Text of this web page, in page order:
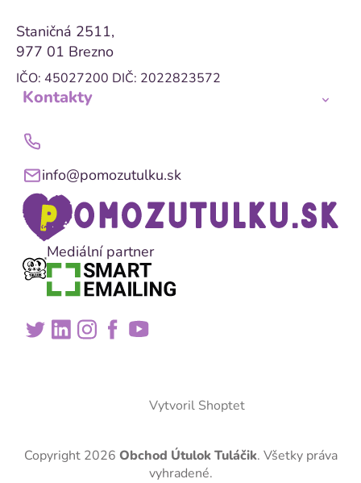
Staničná 2511,
977 01 Brezno
IČO: 45027200 DIČ: 2022823572
Kontakty
info@pomozutulku.sk
Mediální partner
Vytvoril Shoptet
Copyright 2026 Obchod Útulok Tuláčik. Všetky práva
vyhradené.